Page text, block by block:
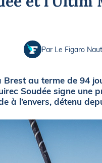
Plongée
Glisse
Par Le Figaro
au terme de 94
Soudée signe une
à l’envers, détenu